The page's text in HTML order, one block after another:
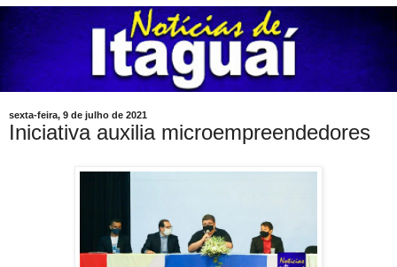
sexta-feira, 9 de julho de 2021
Iniciativa auxilia microempreendedores